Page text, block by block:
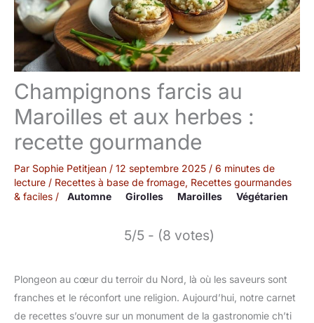
Champignons farcis au
Maroilles et aux herbes :
recette gourmande
Par Sophie Petitjean / 12 septembre 2025 / 6 minutes de
lecture / Recettes à base de fromage, Recettes gourmandes
& faciles / Automne Girolles Maroilles Végétarien
5/5 - (8 votes)
Plongeon au cœur du terroir du Nord, là où les saveurs sont
franches et le réconfort une religion. Aujourd’hui, notre carnet
de recettes s’ouvre sur un monument de la gastronomie ch’ti